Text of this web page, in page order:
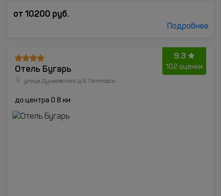
от 10200 руб.
Подробнее
9.3
102 оценки
Отель Бугарь
улица Дунаевского, д.5, Пятигорск
до центра 0.8 км